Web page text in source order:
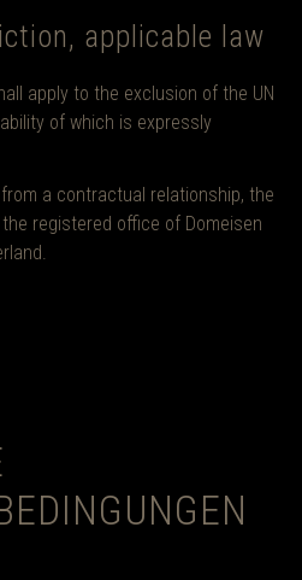
applicable law
apply to the exclusion of the UN
of which is expressly
a contractual relationship, the
registered office of Domeisen